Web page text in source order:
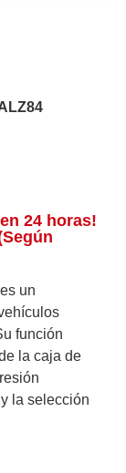
24 horas!
es un
función
la caja de
la selección